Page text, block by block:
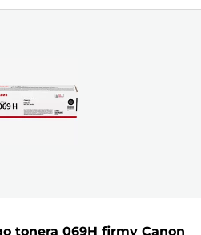
tonera 069H firmy Canon